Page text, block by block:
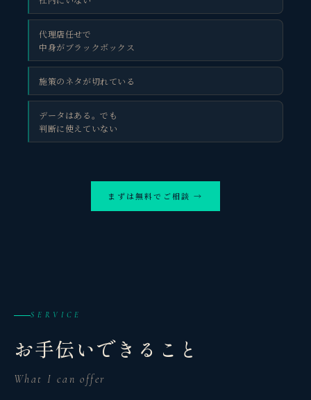
代理店任せで
中身がブラックボックス
施策のネタが切れている
データはある。でも
判断に使えていない
まずは無料でご相談 →
SERVICE
お手伝いできること
What I can offer